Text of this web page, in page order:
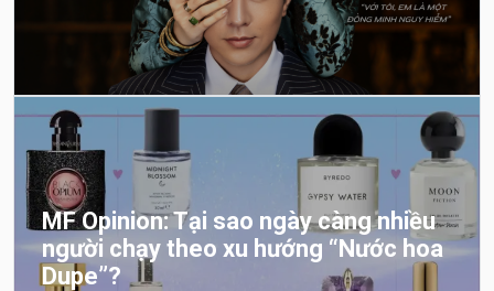
MF Opinion: Tại sao ngày càng nhiều
người chạy theo xu hướng “Nước hoa
Dupe”?